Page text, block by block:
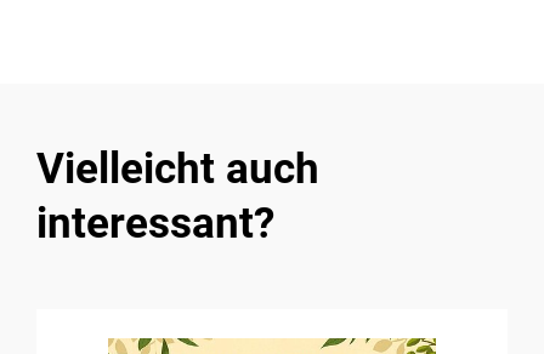
Vielleicht auch
interessant?